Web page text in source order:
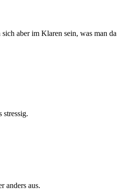
aber im Klaren sein, was man da
stressig.
anders aus.